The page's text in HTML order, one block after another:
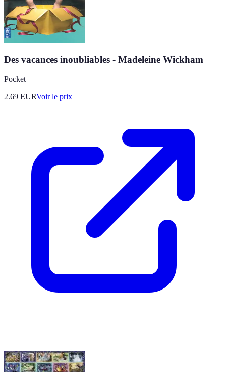
Des vacances inoubliables - Madeleine Wickham
Pocket
2.69 EURVoir le prix